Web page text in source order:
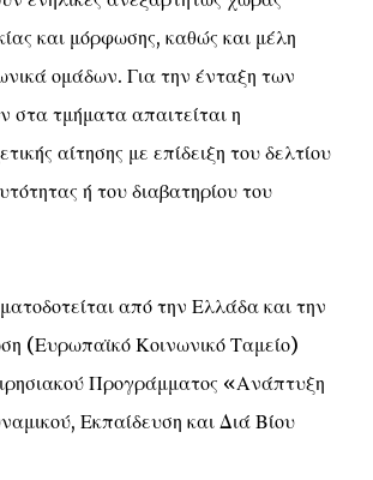
και μόρφωσης, καθώς και μέλη
ομάδων. Για την ένταξη των
στα τμήματα απαιτείται η
αίτησης με επίδειξη του δελτίου
ή του διαβατηρίου του
από την Ελλάδα και την
(Ευρωπαϊκό Κοινωνικό Ταμείο)
Προγράμματος «Ανάπτυξη
Εκπαίδευση και Διά Βίου